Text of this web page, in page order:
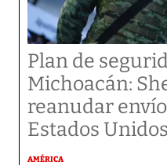
Plan de
Michoacán:
reanudar
Estados Unidos
AMÉRICA